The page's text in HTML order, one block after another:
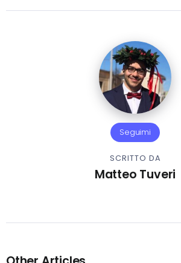
Seguimi
SCRITTO DA
Matteo Tuveri